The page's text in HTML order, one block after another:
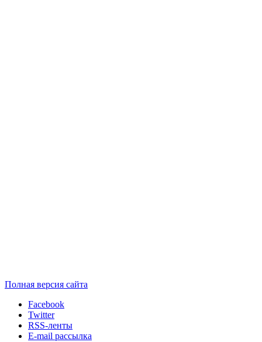
Полная версия сайта
Facebook
Twitter
RSS-ленты
E-mail рассылка